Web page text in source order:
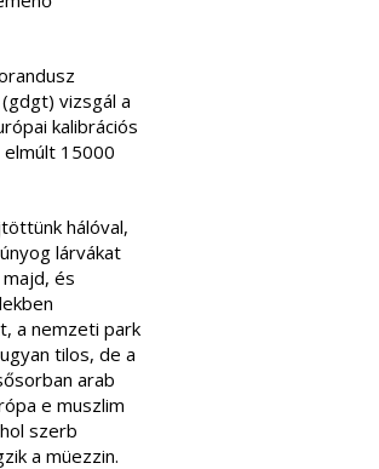
vizsgál a
kalibrációs
elmúlt 15000
hálóval,
lárvákat
és
a nemzeti park
tilos, de a
arab
e muszlim
szerb
a müezzin.